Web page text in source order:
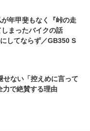
年甲斐もなく『峠の走
まったバイクの話
してならず／GB350 S
編】
せない「控えめに言って
力で絶賛する理由